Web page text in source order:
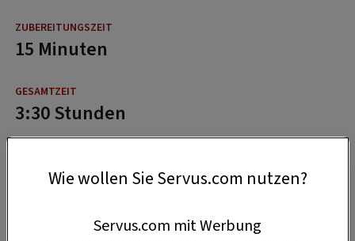
15 Minuten
3:30 Stunden
Wie wollen Sie Servus.com nutzen?
Servus.com mit Werbung